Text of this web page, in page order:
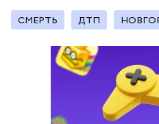
СМЕРТЬ ДТП
— Мое глубокое
одновременно хорошим
мамой. Я выбрала второе,
родители, воспитавшие
Балашов рассказал, что
связались украинские